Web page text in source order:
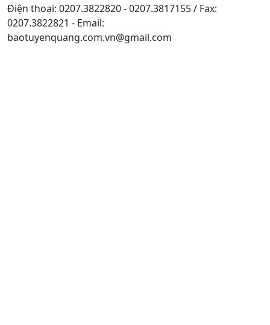
Điện thoại: 0207.3822820 - 0207.3817155 / Fax:
0207.3822821 - Email:
baotuyenquang.com.vn@gmail.com